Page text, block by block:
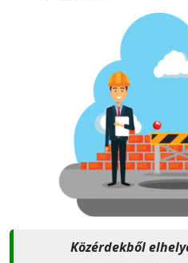
Közérdekből